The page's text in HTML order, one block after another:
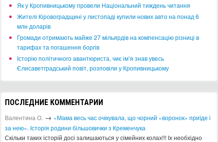
​Як у Кропивницькому провели Національний тиждень читання
​Жителі Кіровоградщині у листопаді купили нових авто на понад 6
млн доларів
​Громади отримають майже 27 мільярдів на компенсацію різниці в
тарифах та погашення боргів
Історію політичного авантюриста, чиє ім’я знав увесь
Єлисаветградський повіт, розповіли у Кропивницькому
ПОСЛЕДНИЕ КОММЕНТАРИИ
Валентина О. → «Мама весь час очікувала, що чорний «воронок» приїде і
за нею». Історія родини більшовички з Кременчука
Скільки таких історій досі залишаються у сімейних колах!!! Іх необхідно